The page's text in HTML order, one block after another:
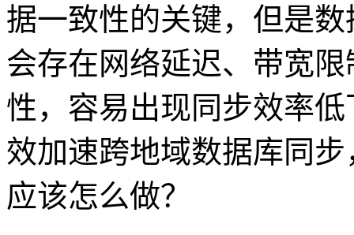
据一致性的关键，但是
会存在网络延迟、带宽
性，容易出现同步效率
效加速跨地域数据库同
应该怎么做？